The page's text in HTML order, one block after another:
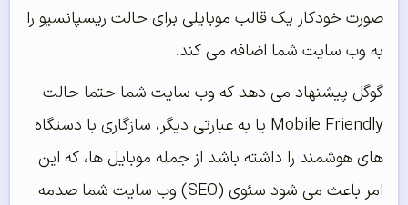
صورت خودکار یک قالب موبایلی برای حالت ریسپانسیو را
به وب سایت شما اضافه می کند.
گوگل پیشنهاد می دهد که وب سایت شما حتما حالت
Mobile Friendly یا به عبارتی دیگر، سازگاری با دستگاه
های هوشمند را داشته باشد از جمله موبایل ها، که این
امر باعث می شود سئوی (SEO) وب سایت شما صدمه